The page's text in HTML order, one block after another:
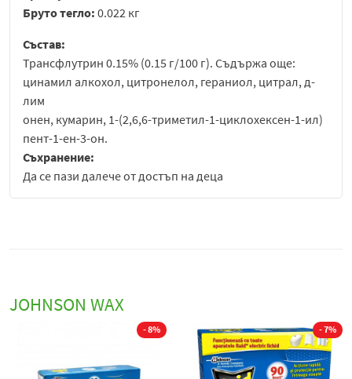
Бруто тегло: 0.022 кг
Състав:
Трансфлутрин 0.15% (0.15 г/100 г). Съдържа още:
цинамил алкохол, цитронелол, гераниол, цитрал, д-
лим
онен, кумарин, 1-(2,6,6-триметил-1-циклохексен-1-ил)
пент-1-ен-3-он.
Съхранение:
Да се пази далече от достъп на деца
JOHNSON WAX
- 8% - 7%